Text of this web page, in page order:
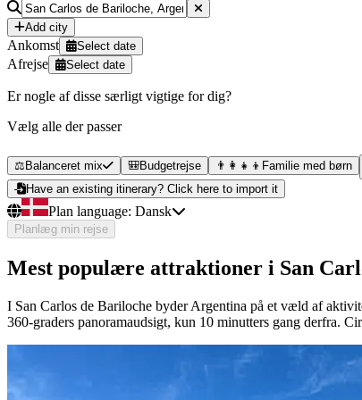
Add city
Ankomst Select date
Afrejse Select date
Er nogle af disse særligt vigtige for dig?
Vælg alle der passer
⚖️ Balanceret mix 🎒Budgetrejse 👨‍👩‍👧‍👦 Familie med børn
Have an existing itinerary? Click here to import it
Plan language: Dansk
Planlæg min rejse
Mest populære attraktioner i San
I San Carlos de Bariloche byder Argentina på et væld af
360-graders panoramaudsigt, kun 10 minutters gang derfra.